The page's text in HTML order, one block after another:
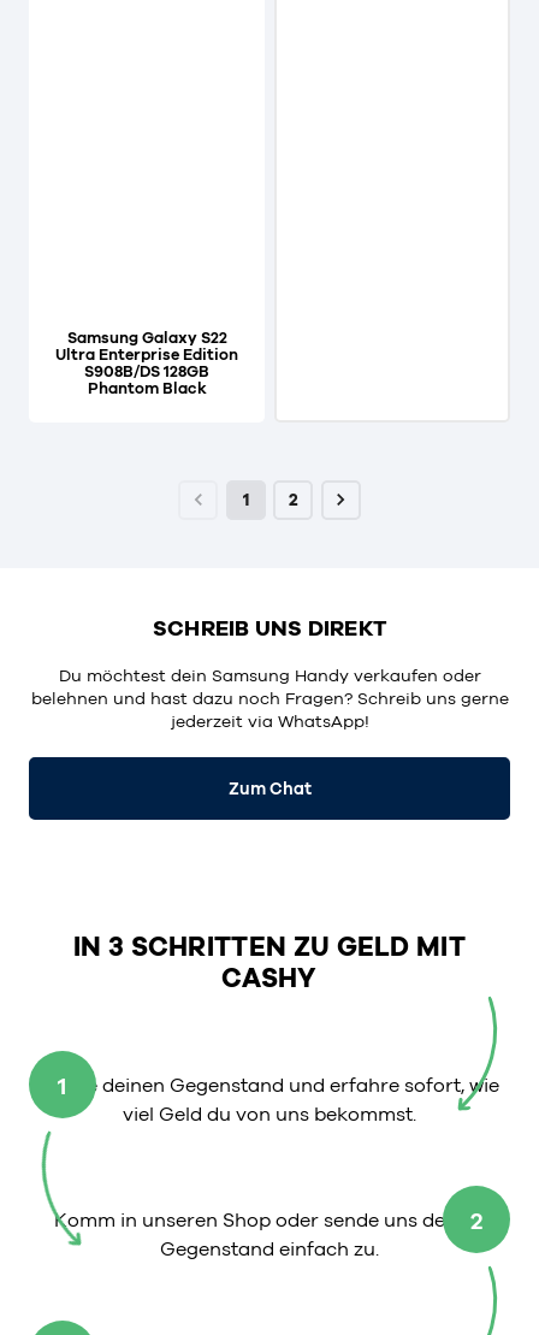
Samsung Galaxy S22
Ultra Enterprise Edition
S908B/DS 128GB
Phantom Black
1 2
SCHREIB UNS DIREKT
Du möchtest dein Samsung Handy verkaufen oder
belehnen und hast dazu noch Fragen? Schreib uns gerne
jederzeit via WhatsApp!
Zum Chat
IN 3 SCHRITTEN ZU GELD MIT
CASHY
1
Wähle deinen Gegenstand und erfahre sofort, wie
viel Geld du von uns bekommst.
2
Komm in unseren Shop oder sende uns deinen
Gegenstand einfach zu.